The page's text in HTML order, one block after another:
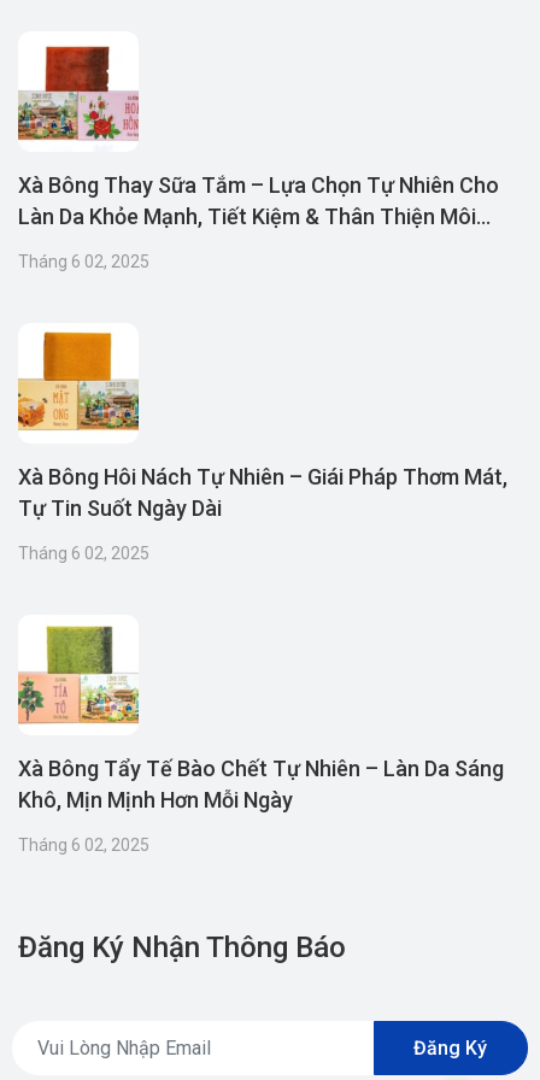
Xà Bông Thay Sữa Tắm – Lựa Chọn Tự Nhiên Cho
Làn Da Khỏe Mạnh, Tiết Kiệm & Thân Thiện Môi
Tháng 6 02, 2025
Xà Bông Hôi Nách Tự Nhiên – Giái Pháp Thơm Mát,
Tự Tin Suốt Ngày Dài
Tháng 6 02, 2025
Xà Bông Tẩy Tế Bào Chết Tự Nhiên – Làn Da Sáng
Khô, Mịn Mịnh Hơn Mỗi Ngày
Tháng 6 02, 2025
Đăng Ký Nhận Thông Báo
Đăng Ký